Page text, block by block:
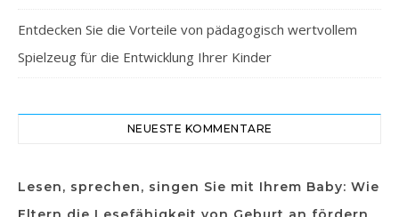
Entdecken Sie die Vorteile von pädagogisch wertvollem
Spielzeug für die Entwicklung Ihrer Kinder
NEUESTE KOMMENTARE
Lesen, sprechen, singen Sie mit Ihrem Baby: Wie